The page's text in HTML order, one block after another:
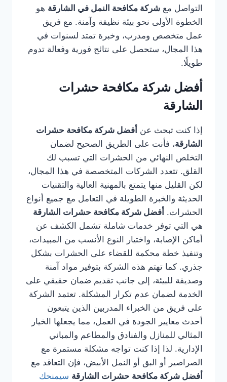
التواصل مع شركة مكافحة النمل في الشارقة هو
الخطوة الأولى نحو بيئة نظيفة وآمنة. مع فريق
عمل متخصص ومدرب، وخبرة تمتد لسنوات في
هذا المجال، ستحصل على نتائج فورية وفعالة تدوم
طويلًا.
أفضل شركة مكافحة حشرات
الشارقة
إذا كنت تبحث عن أفضل شركة مكافحة حشرات
الشارقة، فأنت على الطريق الصحيح لضمان
التخلص النهائي من الحشرات التي تسبب لك
القلق. تتعدد الشركات المتخصصة في هذا المجال،
لكن القليل منها يتمتع بالمهنية العالية والتقنيات
الحديثة والخبرة الطويلة في التعامل مع جميع أنواع
الحشرات. أفضل شركة مكافحة حشرات الشارقة
هي التي توفر خدمات شاملة تشمل الكشف عن
أماكن الإصابة، واختيار النوع الأنسب من المبيدات،
وتنفيذ خطة محكمة للقضاء على الحشرات بشكل
جذري. كما تهتم هذه الشركة بتوفير مواد آمنة
وصديقة للبيئة، إلى جانب تقديم ضمان حقيقي على
الخدمة لضمان عدم تكرار المشكلة. تعتمد الشركة
على فريق من الخبراء المدربين الذين يتبعون
أحدث معايير الجودة في العمل، مما يجعلها الخيار
المثالي للمنازل والفنادق والمطاعم والمباني
الإدارية. لذا إذا كنت تواجه مشكلة مستمرة مع
الصراصير أو البق أو النمل الأبيض، فإن التعاقد مع
أفضل شركة مكافحة حشرات الشارقة سيمنحك